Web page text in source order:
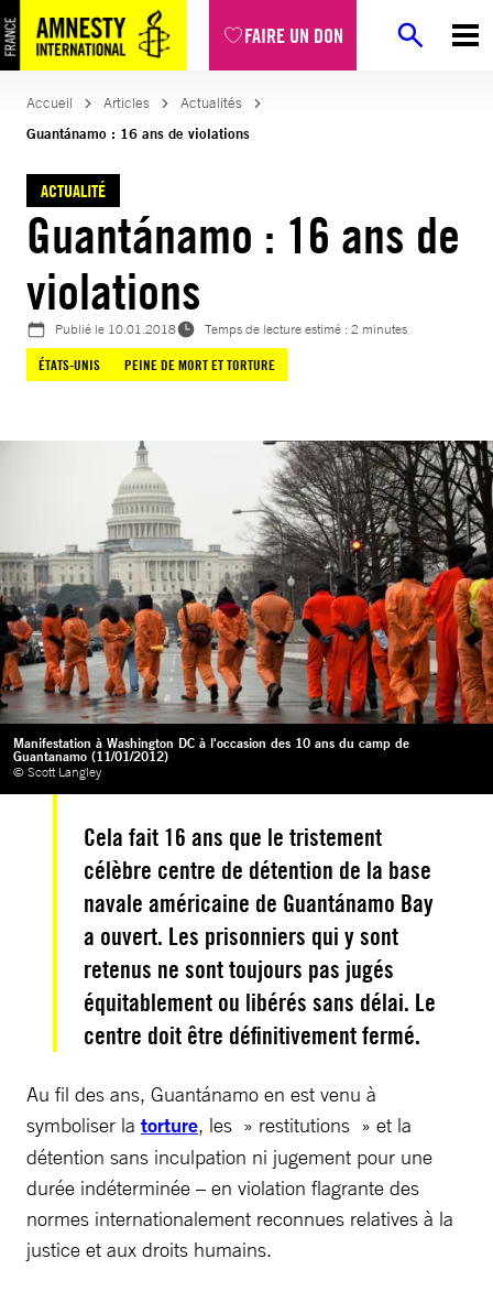
FAIRE UN DON
Aller
au
contenu
Accueil Articles
Actualités
Guantánamo : 16 ans de violations
ACTUALITÉ
Guantánamo : 16 ans de
violations
Publié le 10.01.2018
Temps de lecture estimé : 2 minutes
ÉTATS-UNIS
PEINE DE MORT ET TORTURE
Manifestation à Washington DC à l'occasion des 10 ans du camp de
Guantanamo (11/01/2012)
© Scott Langley
Cela fait 16 ans que le tristement
célèbre centre de détention de la base
navale américaine de Guantánamo Bay
a ouvert. Les prisonniers qui y sont
retenus ne sont toujours pas jugés
équitablement ou libérés sans délai. Le
centre doit être définitivement fermé.
Au fil des ans, Guantánamo en est venu à
symboliser la torture, les » restitutions » et la
détention sans inculpation ni jugement pour une
durée indéterminée – en violation flagrante des
normes internationalement reconnues relatives à la
justice et aux droits humains.